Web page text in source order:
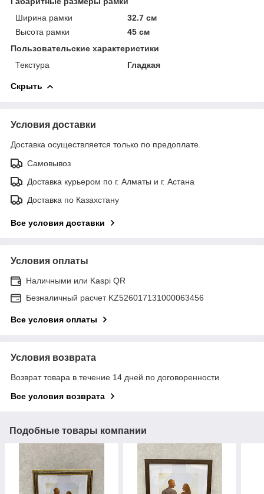
Ширина рамки
32.7 см
Высота рамки
45 см
Пользовательские характеристики
Текстура
Гладкая
Скрыть
Условия доставки
Доставка осуществляется только по предоплате.
Самовывоз
Доставка курьером по г. Алматы и г. Астана
Доставка по Казахстану
Все условия доставки
Условия оплаты
Наличными или Kaspi QR
Безналичный расчет KZ526017131000063456
Все условия оплаты
Условия возврата
Возврат товара в течение 14 дней по договоренности
Все условия возврата
Подобные товары компании